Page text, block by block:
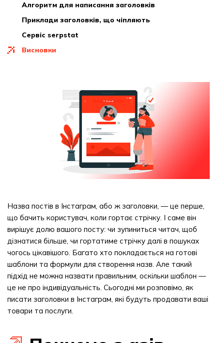
алгоритм для написання заголовків
приклади заголовків, що чіпляють
сервіс serpstat
висновки
Назва постів в Інстаграм, або ж заголовки, — це перше,
що бачить користувач, коли гортає стрічку. І саме він
вирішує долю вашого посту: чи зупиниться читач, щоб
дізнатися більше, чи гортатиме стрічку далі в пошуках
чогось цікавішого. Багато хто покладається на готові
шаблони та формули для створення назв. Але такий
підхід не можна назвати правильним, оскільки шаблон —
це не про індивідуальність. Сьогодні ми розповімо, як
писати заголовки в Інстаграм, які будуть продавати ваші
товари та послуги.